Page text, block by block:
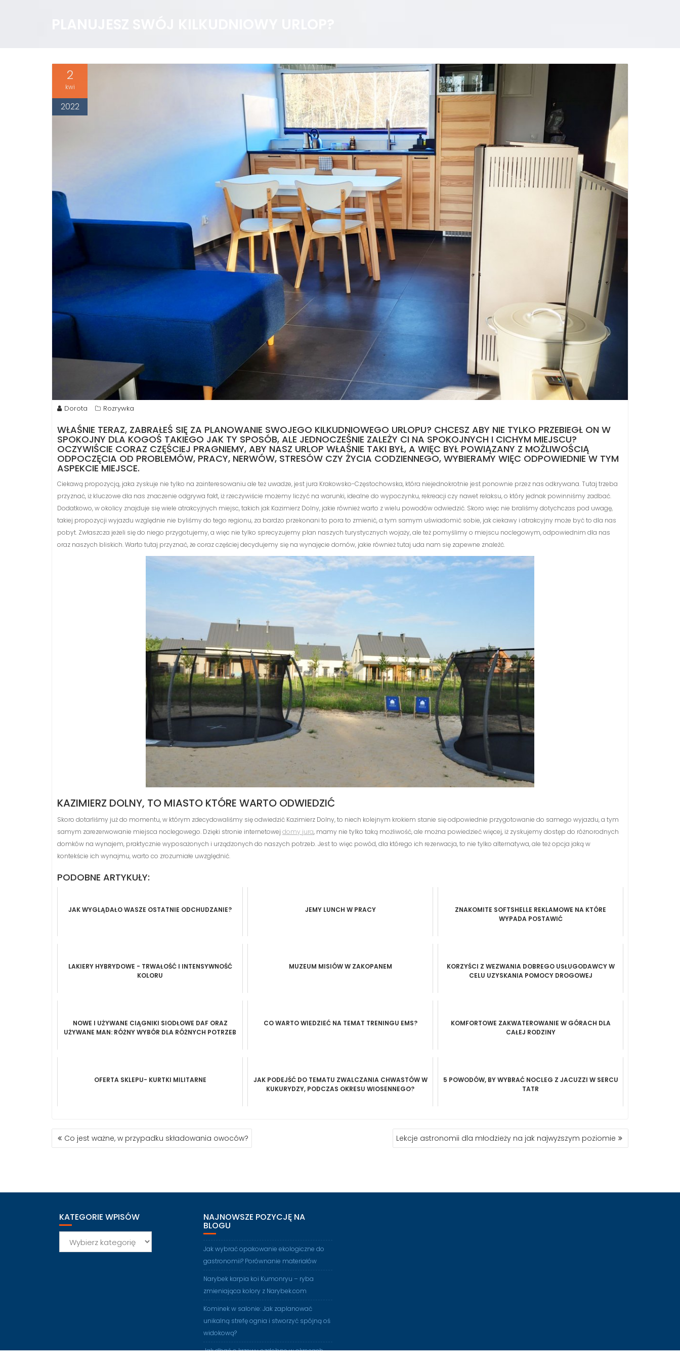
2
kwi
2022
Dorota Rozrywka
WŁAŚNIE TERAZ, ZABRAŁEŚ SIĘ ZA PLANOWANIE SWOJEGO KILKUDNIOWEGO URLOPU? CHCESZ ABY NIE TYLKO PRZEBIEGŁ ON W
SPOKOJNY DLA KOGOŚ TAKIEGO JAK TY SPOSÓB, ALE JEDNOCZEŚNIE ZALEŻY CI NA SPOKOJNYCH I CICHYM MIEJSCU?
OCZYWIŚCIE CORAZ CZĘŚCIEJ PRAGNIEMY, ABY NASZ URLOP WŁAŚNIE TAKI BYŁ, A WIĘC BYŁ POWIĄZANY Z MOŻLIWOŚCIĄ
ODPOCZĘCIA OD PROBLEMÓW, PRACY, NERWÓW, STRESÓW CZY ŻYCIA CODZIENNEGO, WYBIERAMY WIĘC ODPOWIEDNIE W TYM
ASPEKCIE MIEJSCE.
Ciekawą propozycją, jaka zyskuje nie tylko na zainteresowaniu ale też uwadze, jest jura Krakowsko-Częstochowska, która niejednokrotnie jest ponownie przez nas odkrywana. Tutaj trzeba
przyznać, iż kluczowe dla nas znaczenie odgrywa fakt, iż rzeczywiście możemy liczyć na warunki, idealne do wypoczynku, rekreacji czy nawet relaksu, o który jednak powinniśmy zadbać.
Dodatkowo, w okolicy znajduje się wiele atrakcyjnych miejsc, takich jak Kazimierz Dolny, jakie również warto z wielu powodów odwiedzić. Skoro więc nie braliśmy dotychczas pod uwagę,
takiej propozycji wyjazdu względnie nie byliśmy do tego regionu, za bardzo przekonani to pora to zmienić, a tym samym uświadomić sobie, jak ciekawy i atrakcyjny może być to dla nas
pobyt. Zwłaszcza jeżeli się do niego przygotujemy, a więc nie tylko sprecyzujemy plan naszych turystycznych wojaży, ale też pomyślimy o miejscu noclegowym, odpowiednim dla nas
oraz naszych bliskich. Warto tutaj przyznać, że coraz częściej decydujemy się na wynajęcie domów, jakie również tutaj uda nam się zapewne znaleźć.
KAZIMIERZ DOLNY, TO MIASTO KTÓRE WARTO ODWIEDZIĆ
Skoro dotarliśmy już do momentu, w którym zdecydowaliśmy się odwiedzić Kazimierz Dolny, to niech kolejnym krokiem stanie się odpowiednie przygotowanie do samego wyjazdu, a tym
samym zarezerwowanie miejsca noclegowego. Dzięki stronie internetowej domy jura, mamy nie tylko taką możliwość, ale można powiedzieć więcej, iż zyskujemy dostęp do różnorodnych
domków na wynajem, praktycznie wyposażonych i urządzonych do naszych potrzeb. Jest to więc powód, dla którego ich rezerwacja, to nie tylko alternatywa, ale też opcja jaką w
kontekście ich wynajmu, warto co zrozumiałe uwzględnić.
PODOBNE ARTYKUŁY:
JAK WYGLĄDAŁO WASZE OSTATNIE ODCHUDZANIE? JEMY LUNCH W PRACY
ZNAKOMITE SOFTSHELLE REKLAMOWE NA KTÓRE
WYPADA POSTAWIĆ
LAKIERY HYBRYDOWE - TRWAŁOŚĆ I INTENSYWNOŚĆ
KOLORU
MUZEUM MISIÓW W ZAKOPANEM
KORZYŚCI Z WEZWANIA DOBREGO USŁUGODAWCY W
CELU UZYSKANIA POMOCY DROGOWEJ
NOWE I UŻYWANE CIĄGNIKI SIODŁOWE DAF ORAZ
UŻYWANE MAN: RÓŻNY WYBÓR DLA RÓŻNYCH POTRZEB
CO WARTO WIEDZIEĆ NA TEMAT TRENINGU EMS?
KOMFORTOWE ZAKWATEROWANIE W GÓRACH DLA
CAŁEJ RODZINY
OFERTA SKLEPU- KURTKI MILITARNE
JAK PODEJŚĆ DO TEMATU ZWALCZANIA CHWASTÓW W
KUKURYDZY, PODCZAS OKRESU WIOSENNEGO?
5 POWODÓW, BY WYBRAĆ NOCLEG Z JACUZZI W SERCU
TATR
NAWIGACJA
WPISU
Co jest ważne, w przypadku składowania owoców? Lekcje astronomii dla młodzieży na jak najwyższym poziomie
KATEGORIE WPISÓW
wpisów
NAJNOWSZE POZYCJĘ NA
BLOGU
Jak wybrać opakowanie ekologiczne do
gastronomii? Porównanie materiałów
Narybek karpia koi Kumonryu – ryba
zmieniająca kolory z Narybek.com
Kominek w salonie: Jak zaplanować
unikalną strefę ognia i stworzyć spójną oś
widokową?
Jak dbać o krzewy ozdobne w okresach